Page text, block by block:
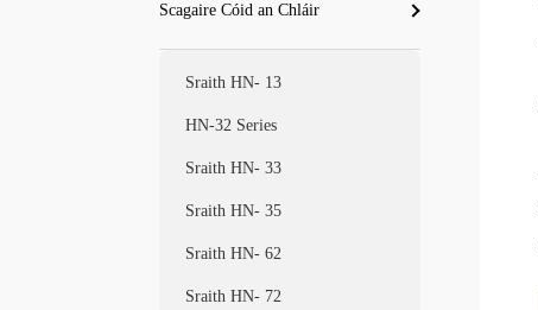
Scagaire Cóid an Chláir
Sraith HN- 13
HN-32 Series
Sraith HN- 33
Sraith HN- 35
Sraith HN- 62
Sraith HN- 72